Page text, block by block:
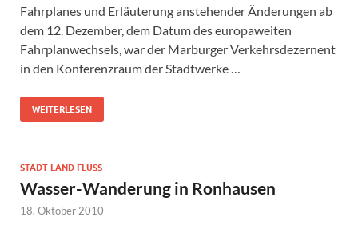
Fahrplanes und Erläuterung anstehender Änderungen ab
dem 12. Dezember, dem Datum des europaweiten
Fahrplanwechsels, war der Marburger Verkehrsdezernent
in den Konferenzraum der Stadtwerke …
WEITERLESEN
STADT LAND FLUSS
Wasser-Wanderung in Ronhausen
18. Oktober 2010